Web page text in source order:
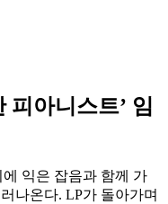
피아니스트’ 임
익은 잡음과 함께 가
나온다. LP가 돌아가며